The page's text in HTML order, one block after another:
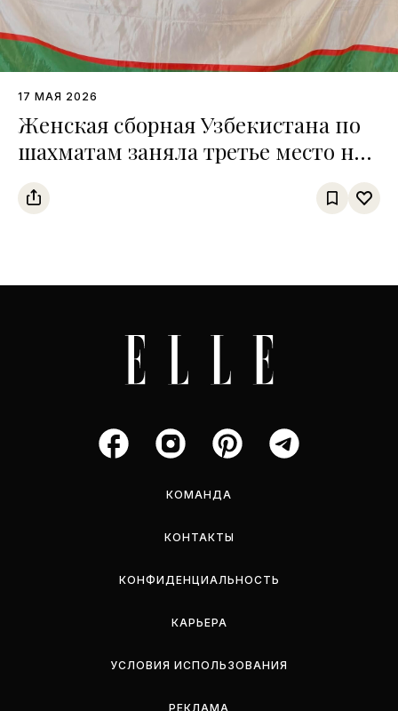
17 МАЯ 2026
Женская сборная Узбекистана по
шахматам заняла третье место на
чемпионате среди тюркских
государств
КОМАНДА
КОНТАКТЫ
КОНФИДЕНЦИАЛЬНОСТЬ
КАРЬЕРА
УСЛОВИЯ ИСПОЛЬЗОВАНИЯ
РЕКЛАМА